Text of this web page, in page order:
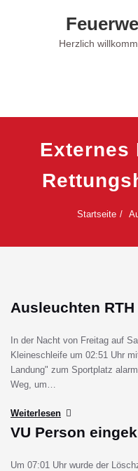
Herzlich
Externes
Startseite
Ausleuchten
In der Nacht von Freitag auf
Kleineschleife um 02:51 Uhr
Landung" zum Sportplatz
Weg, um…
Weiterlesen
VU Person
Um 07:01 Uhr wurde der